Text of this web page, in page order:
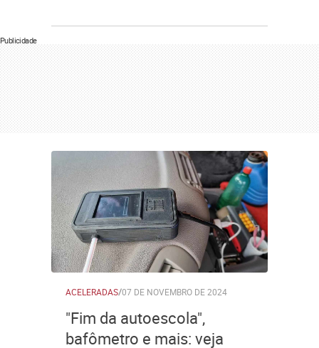
Publicidade
ACELERADAS/07 DE NOVEMBRO DE 2024
"Fim da autoescola",
bafômetro e mais: veja